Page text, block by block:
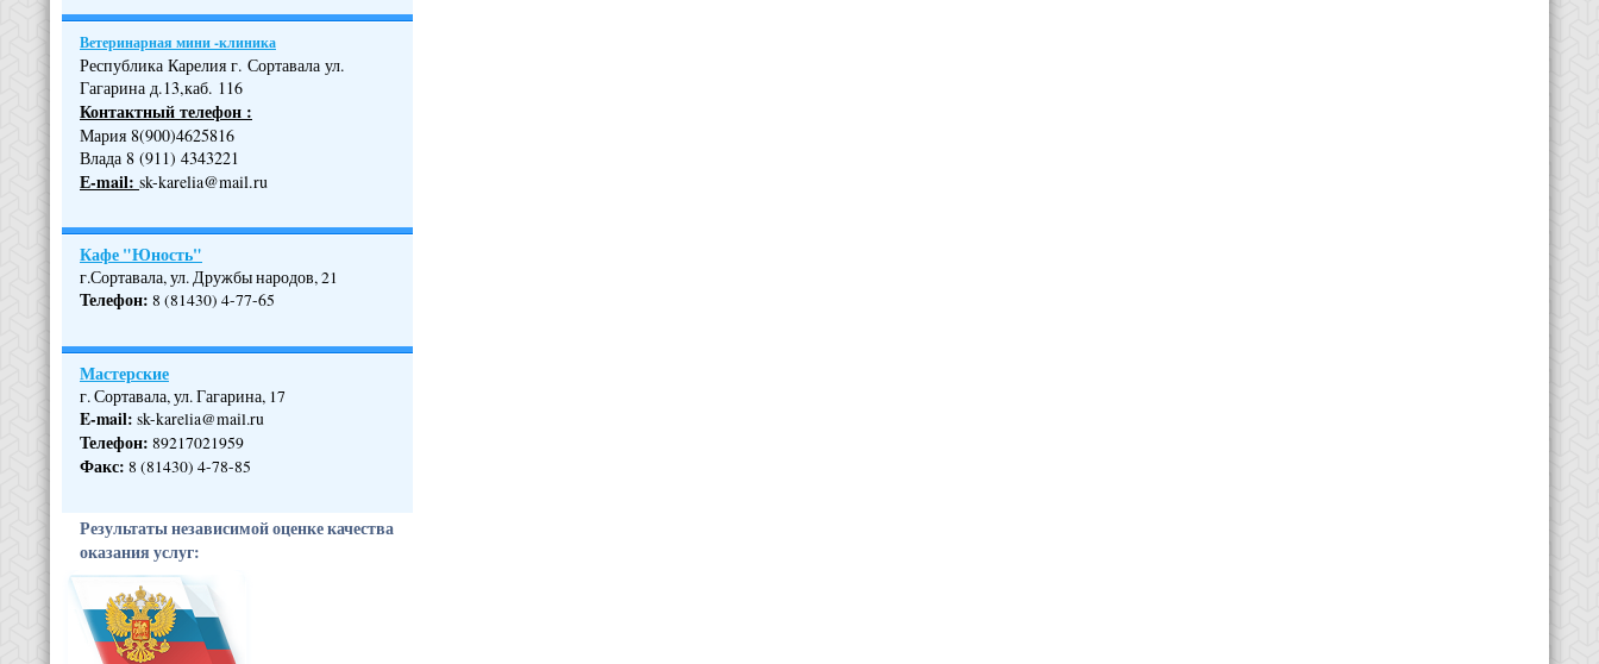
Ветеринарная мини -клиника
Республика Карелия г. Сортавала ул.
Гагарина д.13,каб. 116
Контактный телефон :
Мария 8(900)4625816
Влада 8 (911) 4343221
Е-mail: sk-karelia@mail.ru
Кафе "Юность"
г.Сортавала, ул. Дружбы народов, 21
Телефон: 8 (81430) 4-77-65
Мастерские
г. Сортавала, ул. Гагарина, 17
E-mail: sk-karelia@mail.ru
Телефон: 89217021959
Факс: 8 (81430) 4-78-85
Результаты независимой оценке качества
оказания услуг: